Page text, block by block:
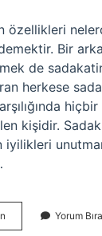
özellikleri
Bir
de
herkese
kişidir.
iyilikleri
Bir
Yorum